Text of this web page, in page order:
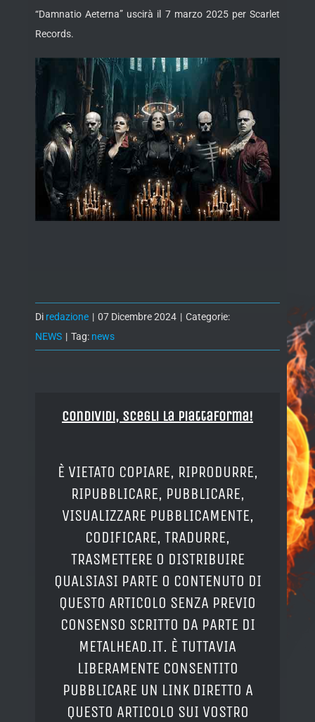
“Damnatio Aeterna” uscirà il 7 marzo 2025 per Scarlet
Records.
Di redazione | 07 Dicembre 2024 | Categorie:
NEWS | Tag: news
Condividi, Scegli la piattaforma!
È VIETATO COPIARE, RIPRODURRE,
RIPUBBLICARE, PUBBLICARE,
VISUALIZZARE PUBBLICAMENTE,
CODIFICARE, TRADURRE,
TRASMETTERE O DISTRIBUIRE
QUALSIASI PARTE O CONTENUTO DI
QUESTO ARTICOLO SENZA PREVIO
CONSENSO SCRITTO DA PARTE DI
METALHEAD.IT. È TUTTAVIA
LIBERAMENTE CONSENTITO
PUBBLICARE UN LINK DIRETTO A
QUESTO ARTICOLO SUI VOSTRO